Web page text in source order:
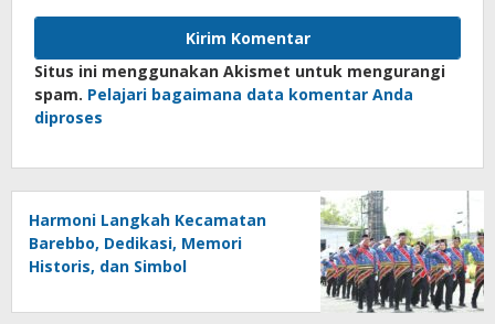
Situs ini menggunakan Akismet untuk mengurangi
spam. Pelajari bagaimana data komentar Anda
diproses
Harmoni Langkah Kecamatan
Barebbo, Dedikasi, Memori
Historis, dan Simbol